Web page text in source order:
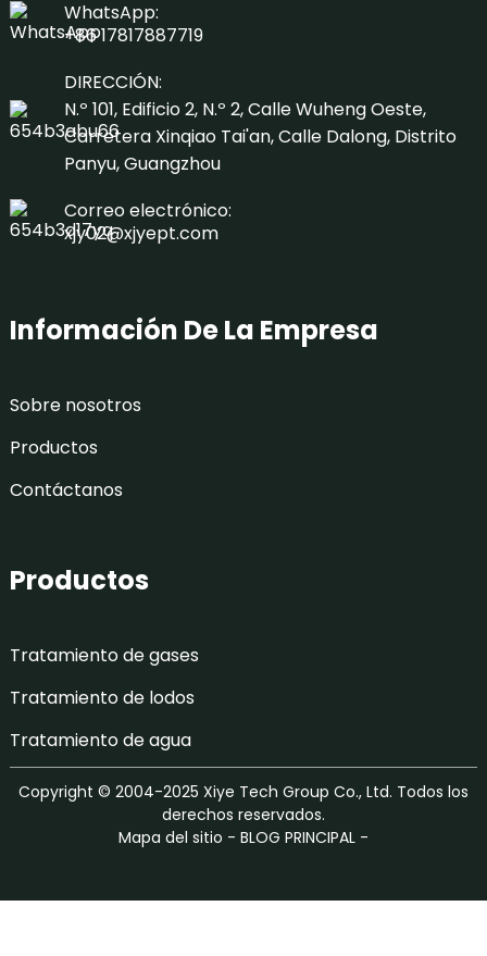
WhatsApp:
+86 17817887719
DIRECCIÓN:
N.º 101, Edificio 2, N.º 2, Calle Wuheng Oeste,
Carretera Xinqiao Tai'an, Calle Dalong, Distrito
Panyu, Guangzhou
Correo electrónico:
xjy02@xjyept.com
Información De La Empresa
Sobre nosotros
Productos
Contáctanos
Productos
Tratamiento de gases
Tratamiento de lodos
Tratamiento de agua
Copyright © 2004-2025 Xiye Tech Group Co., Ltd. Todos los
derechos reservados.
Mapa del sitio - BLOG PRINCIPAL -